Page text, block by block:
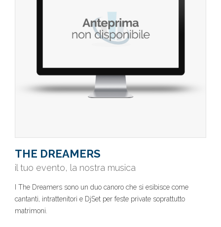
THE DREAMERS
il tuo evento, la nostra musica
I The Dreamers sono un duo canoro che si esibisce come
cantanti, intrattenitori e DjSet per feste private soprattutto
matrimoni.